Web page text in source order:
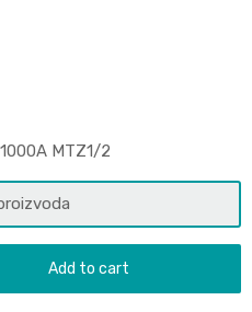
MTZ1/2
Add to cart